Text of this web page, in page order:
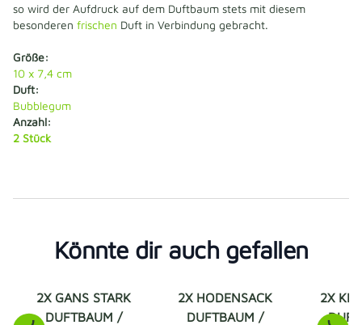
so wird der Aufdruck auf dem Duftbaum stets mit diesem
besonderen frischen Duft in Verbindung gebracht.
Größe:
10 x 7,4 cm
Duft:
Bubblegum
Anzahl:
2 Stück
Könnte dir auch gefallen
2X GANS STARK
DUFTBAUM /
2X HODENSACK
DUFTBAUM /
2X